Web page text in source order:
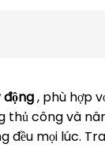
, phù hợp
thủ công và
đều mọi lúc.